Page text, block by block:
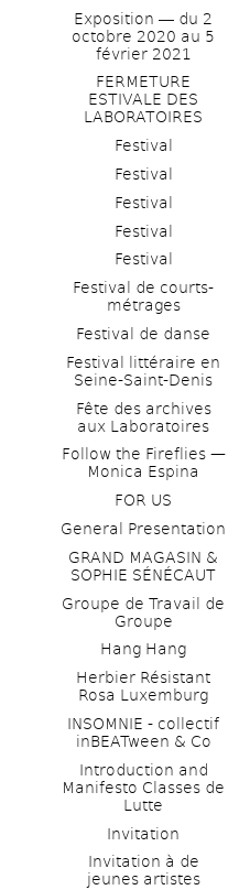
Exposition ― du 2
octobre 2020 au 5
février 2021
FERMETURE
ESTIVALE DES
LABORATOIRES
Festival
Festival
Festival
Festival
Festival
Festival de courts-
métrages
Festival de danse
Festival littéraire en
Seine-Saint-Denis
Fête des archives
aux Laboratoires
Follow the Fireflies —
Monica Espina
FOR US
General Presentation
GRAND MAGASIN &
SOPHIE SÉNÉCAUT
Groupe de Travail de
Groupe
Hang Hang
Herbier Résistant
Rosa Luxemburg
INSOMNIE - collectif
inBEATween & Co
Introduction and
Manifesto Classes de
Lutte
Invitation
Invitation à de
jeunes artistes